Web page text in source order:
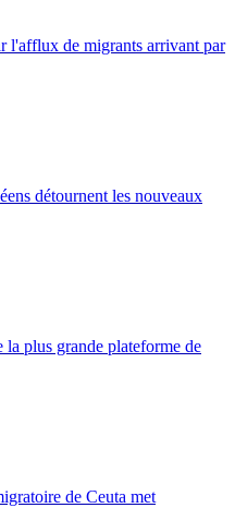
l'afflux de migrants arrivant par
détournent les nouveaux
plus grande plateforme de
de Ceuta met